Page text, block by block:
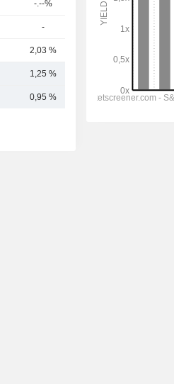
-.--% 5077,79 M
- 1351,53 M
2,03 %
1,25 %
0,95 %